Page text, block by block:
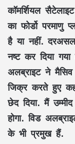
कॉमर्शियल
का फोर्डो
है या नहीं.
नष्ट कर दिया
अलब्राइट ने
जिक्र करते हुए
छेद दिया. मैं
होगा. विड
के भी प्रमुख हैं.